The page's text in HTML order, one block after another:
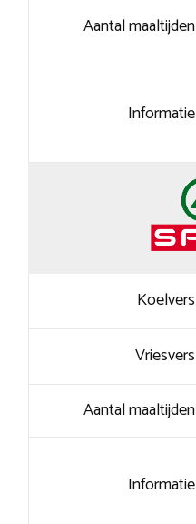
Aantal maaltijden
Informatie
Koelvers
Vriesvers
Aantal maaltijden
Informatie